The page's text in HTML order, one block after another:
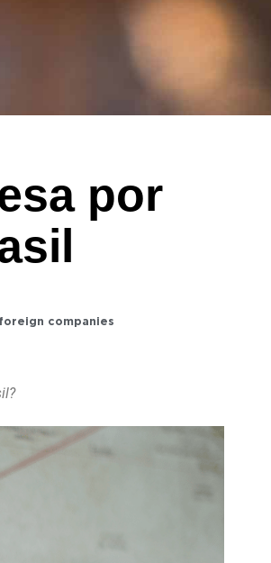
por
companies